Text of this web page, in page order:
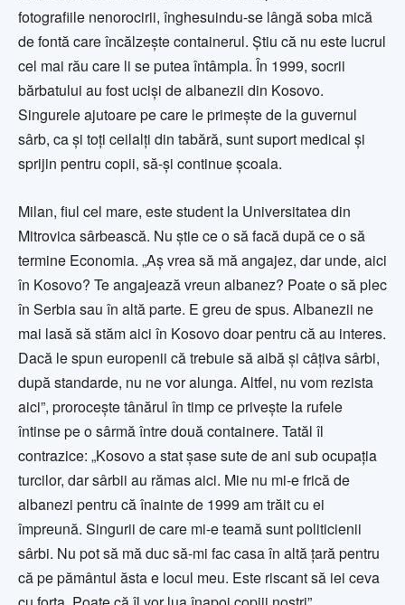
fotografiile nenorocirii, înghesuindu-se lângă soba mică
de fontă care încălzeşte containerul. Ştiu că nu este lucrul
cel mai rău care li se putea întâmpla. În 1999, socrii
bărbatului au fost ucişi de albanezii din Kosovo.
Singurele ajutoare pe care le primeşte de la guvernul
sârb, ca şi toţi ceilalţi din tabără, sunt suport medical şi
sprijin pentru copii, să-şi continue şcoala.
Milan, fiul cel mare, este student la Universitatea din
Mitrovica sârbească. Nu ştie ce o să facă după ce o să
termine Economia. „Aş vrea să mă anga­jez, dar unde, aici
în Kosovo? Te angajează vreun albanez? Poate o să plec
în Serbia sau în altă parte. E greu de spus. Albanezii ne
mai lasă să stăm aici în Kosovo doar pentru că au interes.
Dacă le spun euro­penii că trebuie să aibă şi câţiva sârbi,
după standarde, nu ne vor alunga. Altfel, nu vom rezista
aici”, proroceşte tânărul în timp ce priveşte la rufele
întinse pe o sârmă între două containere. Tatăl îl
contrazice: „Kosovo a stat şase sute de ani sub ocupaţia
turcilor, dar sârbii au rămas aici. Mie nu mi-e frică de
albanezi pentru că înainte de 1999 am trăit cu ei
împreună. Singurii de care mi-e teamă sunt politicienii
sârbi. Nu pot să mă duc să-mi fac casa în altă ţară pentru
că pe pământul ăsta e locul meu. Este riscant să iei ceva